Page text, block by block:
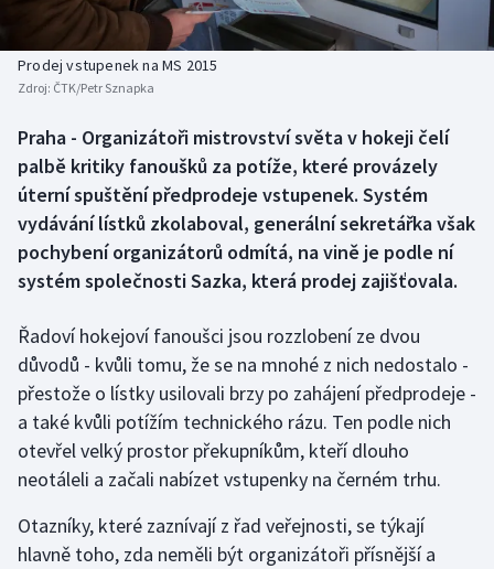
Basketbal
Biatlon
Box
Curling
Dostihy
Florbal
Futsal
Golf
Gymnastika
Házená
Historické návraty
Aplikace ČT sport
Prodej vstupenek na MS 2015
Zdroj: ČTK/Petr Sznapka
Praha - Organizátoři mistrovství světa v hokeji čelí
palbě kritiky fanoušků za potíže, které provázely
úterní spuštění předprodeje vstupenek. Systém
vydávání lístků zkolaboval, generální sekretářka však
pochybení organizátorů odmítá, na vině je podle ní
systém společnosti Sazka, která prodej zajišťovala.
Řadoví hokejoví fanoušci jsou rozzlobení ze dvou
důvodů - kvůli tomu, že se na mnohé z nich nedostalo -
přestože o lístky usilovali brzy po zahájení předprodeje -
a také kvůli potížím technického rázu. Ten podle nich
otevřel velký prostor překupníkům, kteří dlouho
neotáleli a začali nabízet vstupenky na černém trhu.
Otazníky, které zaznívají z řad veřejnosti, se týkají
hlavně toho, zda neměli být organizátoři přísnější a